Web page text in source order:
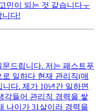
민이 되는 것 같습니다ㅜ
니다!
드립니다. 저는 패스트푸
일하다 현재 관리직(매
다. 제가 10년간 일하면
각들어 관리직 경력을 쌓
나이가 31살이라 경력을